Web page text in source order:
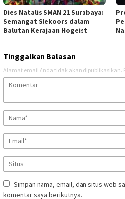
Dies Natalis SMAN 21 Surabaya:
Semangat Slekoors dalam
Balutan Kerajaan Hogeist
Tinggalkan Balasan
Alamat email Anda tidak akan dipublikasikan.
Simpan nama, email, dan situs web
komentar saya berikutnya.